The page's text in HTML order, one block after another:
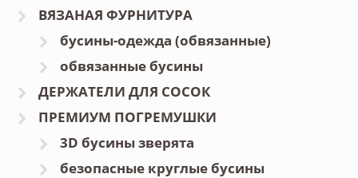
ВЯЗАНАЯ ФУРНИТУРА
бусины-одежда (обвязанные)
обвязанные бусины
ДЕРЖАТЕЛИ ДЛЯ СОСОК
ПРЕМИУМ ПОГРЕМУШКИ
3D бусины зверята
безопасные круглые бусины